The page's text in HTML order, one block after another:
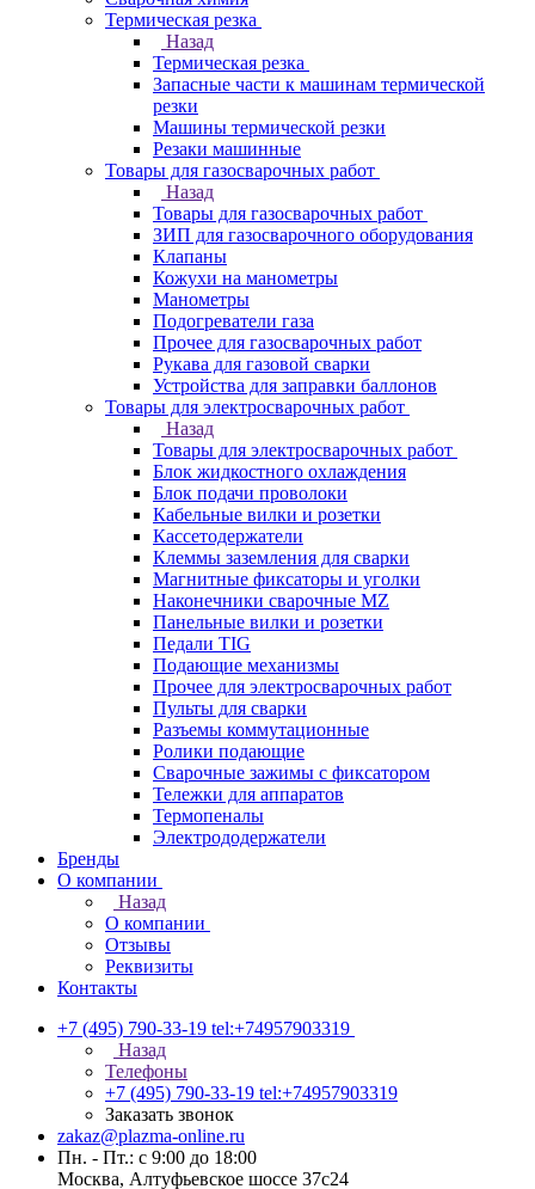
Термическая резка
Назад
Термическая резка
Запасные части к машинам термической
резки
Машины термической резки
Резаки машинные
Товары для газосварочных работ
Назад
Товары для газосварочных работ
ЗИП для газосварочного оборудования
Клапаны
Кожухи на манометры
Манометры
Подогреватели газа
Прочее для газосварочных работ
Рукава для газовой сварки
Устройства для заправки баллонов
Товары для электросварочных работ
Назад
Товары для электросварочных работ
Блок жидкостного охлаждения
Блок подачи проволоки
Кабельные вилки и розетки
Кассетодержатели
Клеммы заземления для сварки
Магнитные фиксаторы и уголки
Наконечники сварочные MZ
Панельные вилки и розетки
Педали TIG
Подающие механизмы
Прочее для электросварочных работ
Пульты для сварки
Разъемы коммутационные
Ролики подающие
Сварочные зажимы с фиксатором
Тележки для аппаратов
Термопеналы
Электрододержатели
Бренды
О компании
Назад
О компании
Отзывы
Реквизиты
Контакты
+7 (495) 790-33-19 tel:+74957903319
Назад
Телефоны
+7 (495) 790-33-19 tel:+74957903319
Заказать звонок
zakaz@plazma-online.ru
Пн. - Пт.: с 9:00 до 18:00
Москва, Алтуфьевское шоссе 37с24